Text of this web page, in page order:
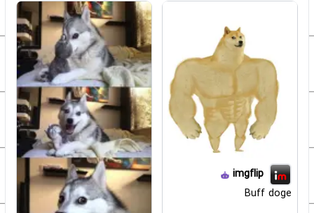
imgflip
Buff doge